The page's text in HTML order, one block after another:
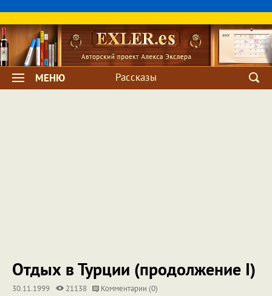
МЕНЮ Рассказы
Отдых в Турции (продолжение I)
30.11.1999 21138 Комментарии (0)